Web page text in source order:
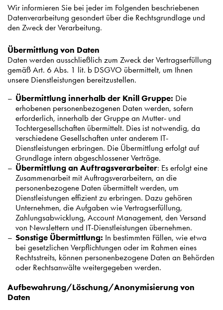
Wir informieren Sie bei jeder im Folgenden beschriebenen
Datenverarbeitung gesondert über die Rechtsgrundlage und
den Zweck der Verarbeitung.
Übermittlung von Daten
Daten werden ausschließlich zum Zweck der Vertragserfüllung
gemäß Art. 6 Abs. 1 lit. b DSGVO übermittelt, um Ihnen
unsere Dienstleistungen bereitzustellen.
Übermittlung innerhalb der Knill Gruppe: Die
erhobenen personenbezogenen Daten werden, sofern
erforderlich, innerhalb der Gruppe an Mutter- und
Tochtergesellschaften übermittelt. Dies ist notwendig, da
verschiedene Gesellschaften unter anderem IT-
Dienstleistungen erbringen. Die Übermittlung erfolgt auf
Grundlage intern abgeschlossener Verträge.
Übermittlung an Auftragsverarbeiter: Es erfolgt eine
Zusammenarbeit mit Auftragsverarbeitern, an die
personenbezogene Daten übermittelt werden, um
Dienstleistungen effizient zu erbringen. Dazu gehören
Unternehmen, die Aufgaben wie Vertragserfüllung,
Zahlungsabwicklung, Account Management, den Versand
von Newslettern und IT-Dienstleistungen übernehmen.
Sonstige Übermittlung: In bestimmten Fällen, wie etwa
bei gesetzlichen Verpflichtungen oder im Rahmen eines
Rechtsstreits, können personenbezogene Daten an Behörden
oder Rechtsanwälte weitergegeben werden.
Aufbewahrung/Löschung/Anonymisierung von
Daten